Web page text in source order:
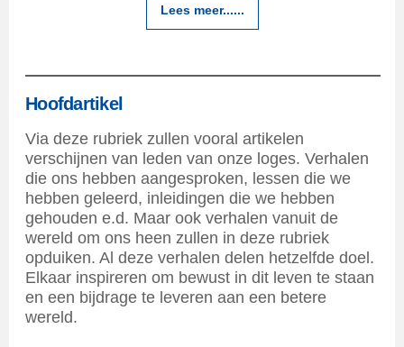
Lees meer......
Hoofdartikel
Via deze rubriek zullen vooral artikelen
verschijnen van leden van onze loges. Verhalen
die ons hebben aangesproken, lessen die we
hebben geleerd, inleidingen die we hebben
gehouden e.d. Maar ook verhalen vanuit de
wereld om ons heen zullen in deze rubriek
opduiken. Al deze verhalen delen hetzelfde doel.
Elkaar inspireren om bewust in dit leven te staan
en een bijdrage te leveren aan een betere
wereld.